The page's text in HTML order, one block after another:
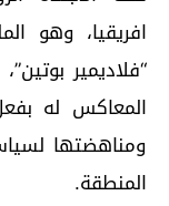
افريقيا، وهو
“فلاديمير
المعاكس له
ومناهضتها
المنطقة.